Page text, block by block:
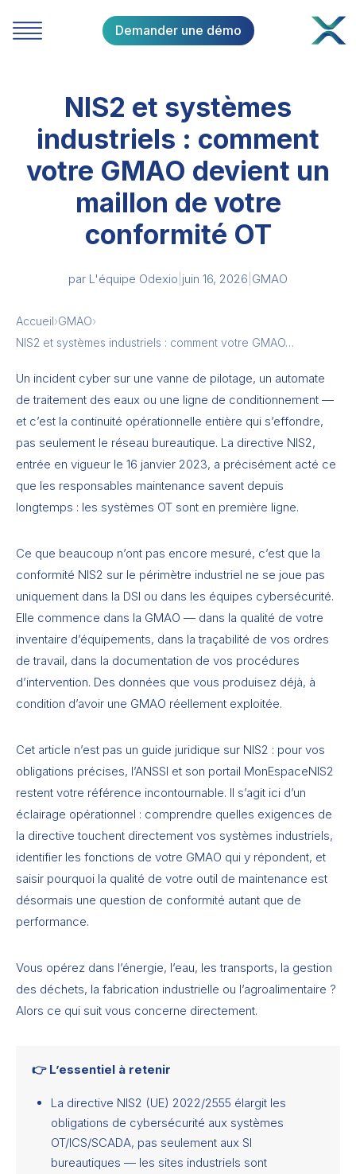
Demander une démo
NIS2 et systèmes
industriels : comment
votre GMAO devient un
maillon de votre
conformité OT
par L'équipe Odexio juin 16, 2026 GMAO
Accueil›GMAO›
NIS2 et systèmes industriels : comment votre GMAO…
Un incident cyber sur une vanne de pilotage, un automate
de traitement des eaux ou une ligne de conditionnement —
et c’est la continuité opérationnelle entière qui s’effondre,
pas seulement le réseau bureautique. La directive NIS2,
entrée en vigueur le 16 janvier 2023, a précisément acté ce
que les responsables maintenance savent depuis
longtemps : les systèmes OT sont en première ligne.
Ce que beaucoup n’ont pas encore mesuré, c’est que la
conformité NIS2 sur le périmètre industriel ne se joue pas
uniquement dans la DSI ou dans les équipes cybersécurité.
Elle commence dans la GMAO — dans la qualité de votre
inventaire d’équipements, dans la traçabilité de vos ordres
de travail, dans la documentation de vos procédures
d’intervention. Des données que vous produisez déjà, à
condition d’avoir une GMAO réellement exploitée.
Cet article n’est pas un guide juridique sur NIS2 : pour vos
obligations précises, l’ANSSI et son portail MonEspaceNIS2
restent votre référence incontournable. Il s’agit ici d’un
éclairage opérationnel : comprendre quelles exigences de
la directive touchent directement vos systèmes industriels,
identifier les fonctions de votre GMAO qui y répondent, et
saisir pourquoi la qualité de votre outil de maintenance est
désormais une question de conformité autant que de
performance.
Vous opérez dans l’énergie, l’eau, les transports, la gestion
des déchets, la fabrication industrielle ou l’agroalimentaire ?
Alors ce qui suit vous concerne directement.
👉 L’essentiel à retenir
La directive NIS2 (UE) 2022/2555 élargit les
obligations de cybersécurité aux systèmes
OT/ICS/SCADA, pas seulement aux SI
bureautiques — les sites industriels sont